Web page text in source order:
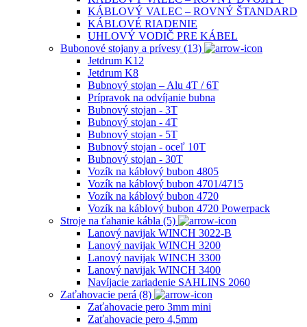
KÁBLOVÝ VALEC – ROVNÝ ŠTANDARD
KÁBLOVÉ RIADENIE
UHLOVÝ VODIČ PRE KÁBEL
Bubonové stojany a prívesy (13)
Jetdrum K12
Jetdrum K8
Bubnový stojan – Alu 4T / 6T
Prípravok na odvíjanie bubna
Bubnový stojan - 3T
Bubnový stojan - 4T
Bubnový stojan - 5T
Bubnový stojan - oceľ 10T
Bubnový stojan - 30T
Vozík na káblový bubon 4805
Vozík na káblový bubon 4701/4715
Vozík na káblový bubon 4720
Vozík na káblový bubon 4720 Powerpack
Stroje na ťahanie kábla (5)
Lanový navijak WINCH 3022-B
Lanový navijak WINCH 3200
Lanový navijak WINCH 3300
Lanový navijak WINCH 3400
Navíjacie zariadenie SAHLINS 2060
Zaťahovacie perá (8)
Zaťahovacie pero 3mm mini
Zaťahovacie pero 4,5mm